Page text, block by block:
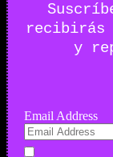
recibirás
y
Email Address